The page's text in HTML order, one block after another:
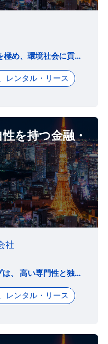
AGPグループは、技術力を極め、環境社会に貢献します。・環境に優しく、安全で豊かな社会の実現に貢献します ・お客様に選ばれる技術・サービスを誠実に提供し企業価値を高めます ・燃える挑戦心を持った社員とともに成長します
レンタル・リース
を持つ金融・
社
東京センチュリーグループは、 高い専門性と独自性を持つ金融・サービス企業として、 事業の成長に挑戦するお客さまとともに、 環境に配慮した循環型経済社会の実現に貢献します。
レンタル・リース